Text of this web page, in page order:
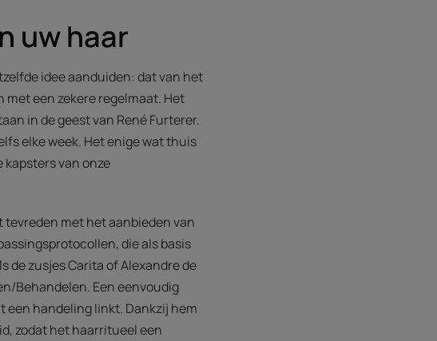
uw haar
idee aanduiden: dat van het
een zekere regelmaat. Het
in de geest van René Furterer.
elke week. Het enige wat thuis
kapsters van onze
met het aanbieden van
die als basis
de zusjes Carita of Alexandre de
Behandelen. Een eenvoudig
een handeling linkt. Dankzij hem
zodat het haarritueel een